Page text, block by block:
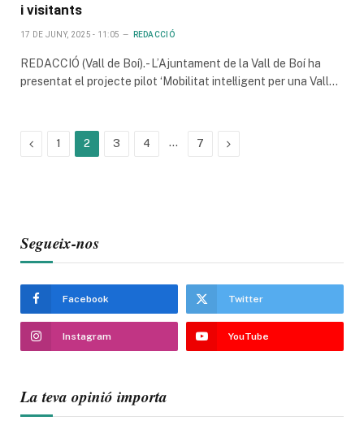
i visitants
17 DE JUNY, 2025 - 11:05 REDACCIÓ
REDACCIÓ (Vall de Boí).- L’Ajuntament de la Vall de Boí ha
presentat el projecte pilot ‘Mobilitat intel·ligent per una Vall…
Previous
1 2 3 4 … 7 Next
Segueix-nos
Facebook Twitter
Instagram YouTube
La teva opinió importa